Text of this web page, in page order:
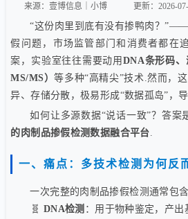
来源：壹博信息｜小博 更新：2026-07-
“这份肉里到底有没有掺鸭肉？
假问题，市场监管部门和消费者都在
案，实验室往往需要动用DNA条形码
MS/MS）等多种“高精尖”技术.然而，
异、存储分散，极易形成“数据孤岛”，
如何让多源数据“说话一致”？答案
的肉制品掺假检测数据融合平台
一、痛点：多技术检测为何反
一次完整的肉制品掺假检测通常包含
🧬 DNA检测 ：用于物种鉴定，产出